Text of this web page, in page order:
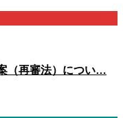
（再審法）につい…